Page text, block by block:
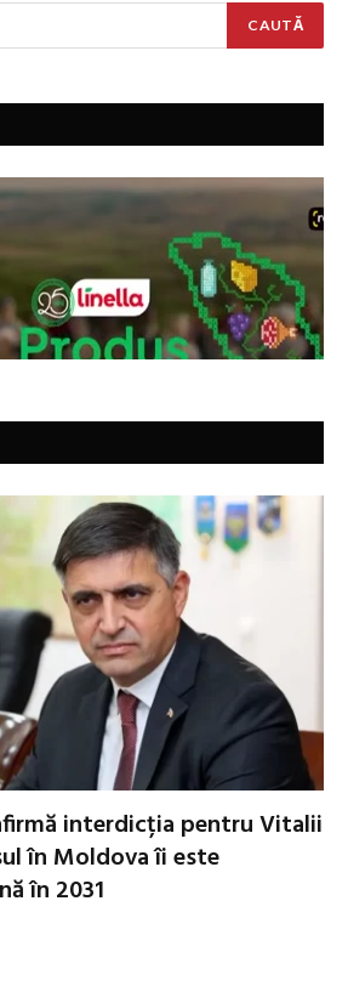
interdicția pentru Vitalii
în Moldova îi este
în 2031